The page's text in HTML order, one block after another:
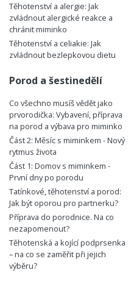
Těhotenství a alergie: Jak
zvládnout alergické reakce a
chránit miminko
Těhotenství a celiakie: Jak
zvládnout bezlepkovou dietu
Porod a šestinedělí
Co všechno musíš vědět jako
prvorodička: Vybavení, příprava
na porod a výbava pro miminko
Část 2: Měsíc s miminkem - Nový
rytmus života
Část 1: Domov s miminkem -
První dny po porodu
Tatínkové, těhotenství a porod:
Jak být oporou pro partnerku?
Příprava do porodnice. Na co
nezapomenout?
Těhotenská a kojící podprsenka
– na co se zaměřit při jejich
výběru?